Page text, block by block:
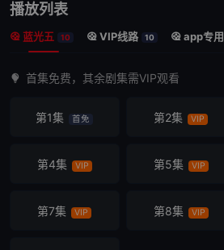
播放列表
蓝光五 10 VIP线路 10 app专用
首集免费，其余剧集需VIP观看
第1集 首免 第2集 VIP
第4集 VIP 第5集 VIP
第7集 VIP 第8集 VIP